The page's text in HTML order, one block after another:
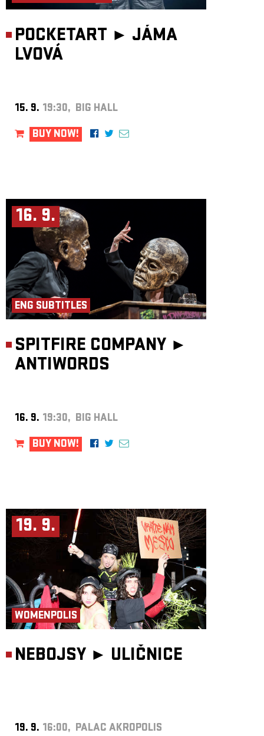
POCKETART ► JÁMA
LVOVÁ
15. 9. 19:30, BIG HALL
BUY NOW!
16. 9.
ENG SUBTITLES
SPITFIRE COMPANY ►
ANTIWORDS
16. 9. 19:30, BIG HALL
BUY NOW!
19. 9.
WOMENPOLIS
NEBOJSY ► ULIČNICE
19. 9. 16:00, PALAC AKROPOLIS